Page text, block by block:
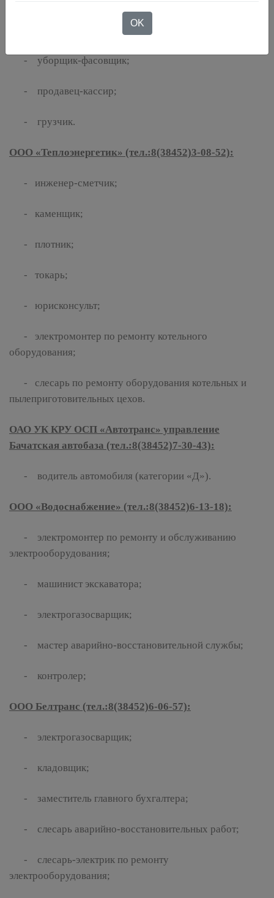
ООО ТОРГСЕРВИС 342 магазин «Светофор» (тел.:
- уборщик-фасовщик;
- продавец-кассир;
- грузчик.
ООО «Теплоэнергетик» (тел.:8(38452)3-08-52):
- инженер-сметчик;
- каменщик;
- плотник;
- токарь;
- юрисконсульт;
- электромонтер по ремонту котельного
оборудования;
- слесарь по ремонту оборудования котельных и
пылеприготовительных цехов.
ОАО УК КРУ ОСП «Автотранс» управление
Бачатская автобаза (тел.:8(38452)7-30-43):
- водитель автомобиля (категории «Д»).
ООО «Водоснабжение» (тел.:8(38452)6-13-18):
- электромонтер по ремонту и обслуживанию
электрооборудования;
- машинист экскаватора;
- электрогазосварщик;
- мастер аварийно-восстановительной службы;
- контролер;
ООО Белтранс (тел.:8(38452)6-06-57):
- электрогазосварщик;
- кладовщик;
- заместитель главного бухгалтера;
- слесарь аварийно-восстановительных работ;
- слесарь-электрик по ремонту
электрооборудования;
OK